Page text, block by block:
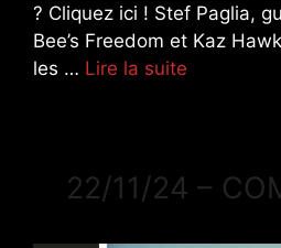
? Cliquez ici ! Stef Paglia,
Bee’s Freedom et Kaz
les … Lire la suite
22/11/24 –